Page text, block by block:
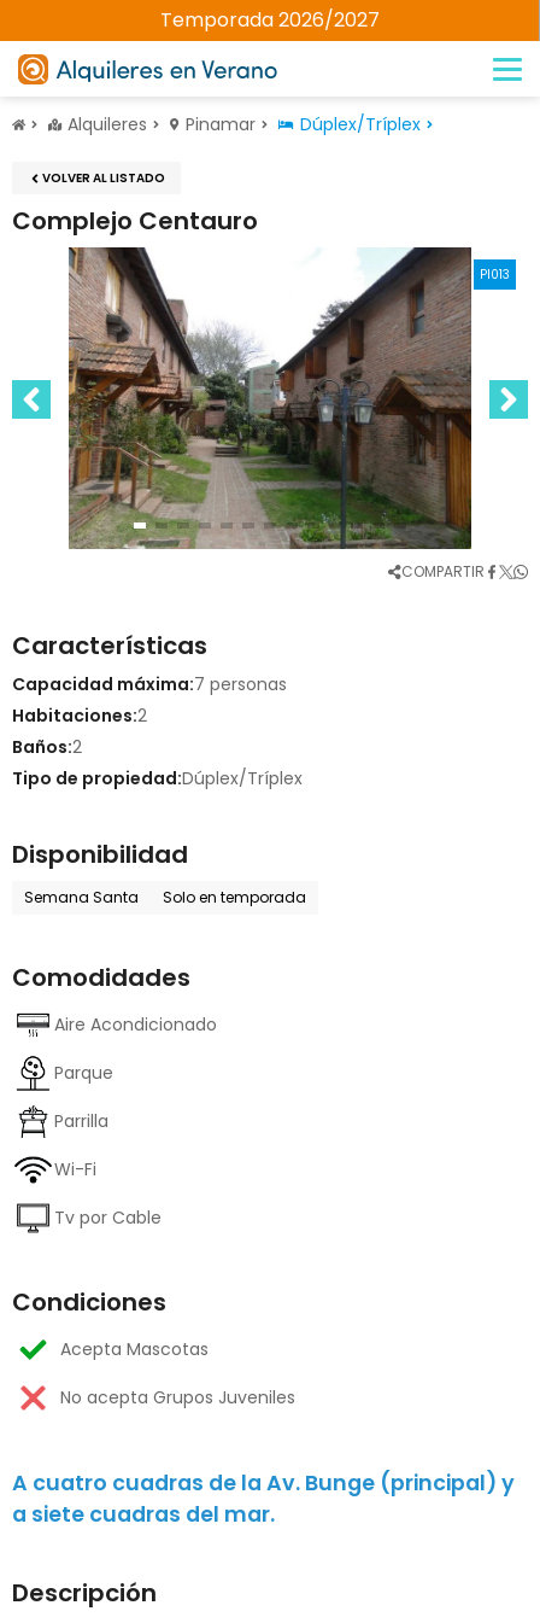
Temporada 2026/2027
Alquileres Pinamar Dúplex/Tríplex
VOLVER AL LISTADO
Complejo Centauro
PI013
COMPARTIR
Características
Capacidad máxima:7 personas
Habitaciones:2
Baños:2
Tipo de propiedad:Dúplex/Tríplex
Disponibilidad
Semana Santa Solo en temporada
Comodidades
Aire Acondicionado
Parque
Parrilla
Wi-Fi
Tv por Cable
Condiciones
Acepta Mascotas
No acepta Grupos Juveniles
A cuatro cuadras de la Av. Bunge (principal) y
a siete cuadras del mar.
Descripción